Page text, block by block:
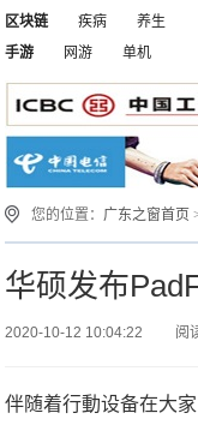
区块链
疾病
养生
手游
网游 单机
您的位置： 广东之窗首页
华硕发布
2020-10-12 10:04:22 阅
伴随着行動设备在大